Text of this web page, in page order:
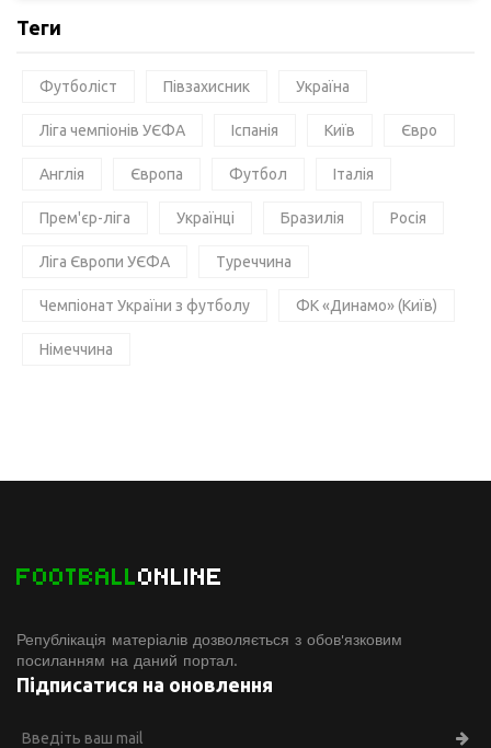
Теги
Футболіст Півзахисник Україна
Ліга чемпіонів УЄФА Іспанія Київ Євро
Англія Європа Футбол Італія
Прем'єр-ліга Українці Бразилія Росія
Ліга Європи УЄФА Туреччина
Чемпіонат України з футболу ФК «Динамо» (Київ)
Німеччина
FOOTBALLONLINE
Републікація матеріалів дозволяється з обов'язковим
посиланням на даний портал.
Підписатися на оновлення